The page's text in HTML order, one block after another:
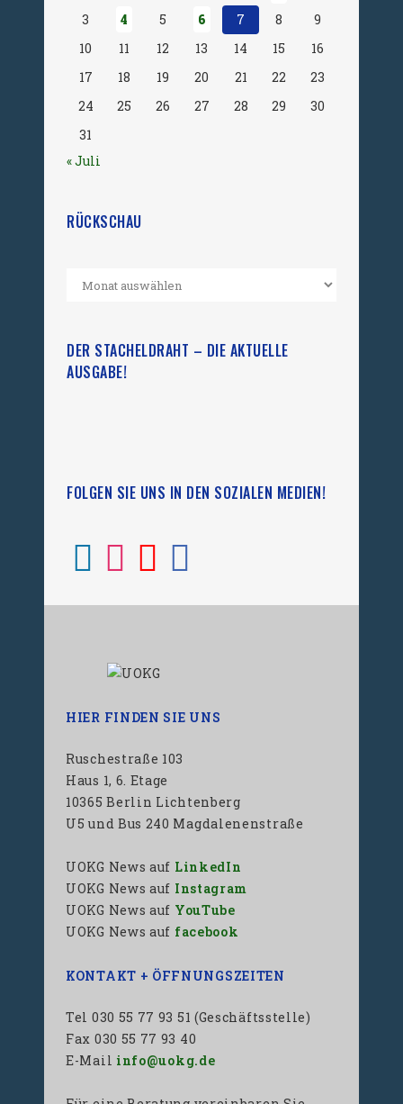
3
4 5 6 7 8
9
10
11 12 13 14 15
16
17
18 19 20 21 22
23
24
25 26 27 28 29
30
31
« Juli
RÜCKSCHAU
DER STACHELDRAHT – DIE AKTUELLE
AUSGABE!
FOLGEN SIE UNS IN DEN SOZIALEN MEDIEN!
HIER FINDEN SIE UNS
Ruschestraße 103
Haus 1, 6. Etage
10365 Berlin Lichtenberg
U5 und Bus 240 Magdalenenstraße
UOKG News auf LinkedIn
UOKG News auf Instagram
UOKG News auf YouTube
UOKG News auf facebook
KONTAKT + ÖFFNUNGSZEITEN
Tel 030 55 77 93 51 (Geschäftsstelle)
Fax 030 55 77 93 40
E-Mail info@uokg.de